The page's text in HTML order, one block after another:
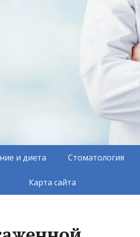
и диета Стоматология
Карта сайта